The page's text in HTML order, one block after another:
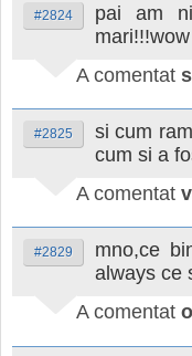
#2824
pai am
mari!!!wow
A comentat
#2825
si cum
cum si a
A comentat
#2829
mno,ce
always ce
A comentat